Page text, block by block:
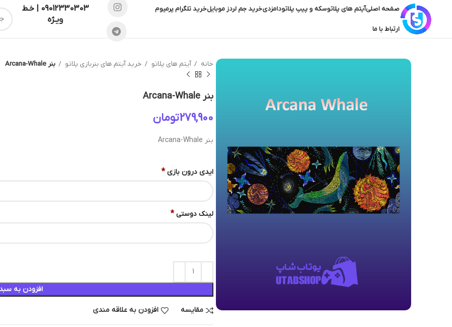
صفحه اصلیآیتم های پلاتوسکه و پیپ پلاتودامزدیخرید جم لردز موبایلخرید تلگرام پرمیوم
ارتباط با ما
09012330303 | خـط
ویـژه
خانه آیتم های پلاتو خرید آیتم های بنربازی پلاتو بنر Arcana-Whale
بنر Arcana-Whale
تومان
بنر Arcana-Whale
ایدی درون بازی *
لینک دوستی *
افزودن به
مقایسه افزودن به علاقه مندی